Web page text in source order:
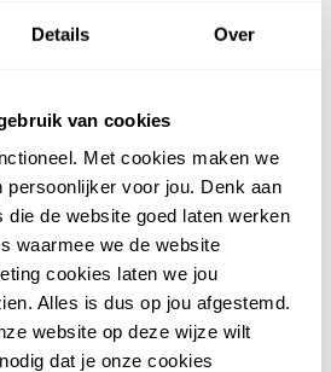
Details Over
van cookies
Met cookies maken we
persoonlijker voor jou. Denk aan
die de website goed laten werken
waarmee we de website
cookies laten we jou
Alles is dus op jou afgestemd.
website op deze wijze wilt
dat je onze cookies